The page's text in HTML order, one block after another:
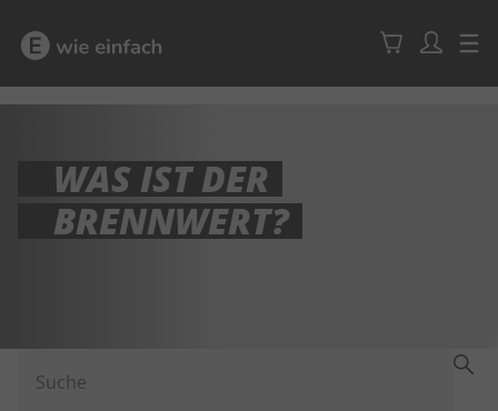
WAS IST DER
BRENNWERT?
Suche